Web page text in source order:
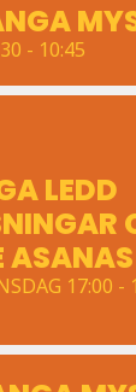
- 10:45
LEDD
ASANAS
17:00 -